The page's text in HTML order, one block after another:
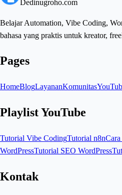
Dedinugroho.com
Belajar Automation, Vibe Coding,
bahasa yang praktis untuk kreator,
Pages
HomeBlogLayananKomunitas
Playlist YouTube
Tutorial Vibe CodingTutorial n8n
WordPressTutorial SEO WordPress
Kontak